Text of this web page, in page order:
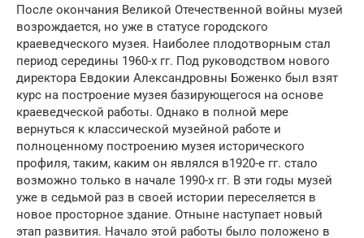
После окончания Великой Отечественной войны музей
возрождается, но уже в статусе городского
краеведческого музея. Наиболее плодотворным стал
период середины 1960-х гг. Под руководством нового
директора Евдокии Александровны Боженко был взят
курс на построение музея базирующегося на основе
краеведческой работы. Однако в полной мере
вернуться к классической музейной работе и
полноценному построению музея исторического
профиля, таким, каким он являлся в1920-е гг. стало
возможно только в начале 1990-х гг. В эти годы музей
уже в седьмой раз в своей истории переселяется в
новое просторное здание. Отныне наступает новый
этап развития. Начало этой работы было положено в